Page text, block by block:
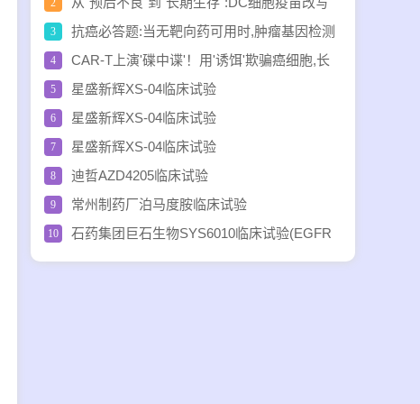
2
脑瘤、乳腺癌等三大癌种生存格局
3
抗癌必答题:当无靶向药可用时,肿瘤基因检测
还是抗癌的"必选项"吗?
4
CAR-T上演'碟中谍'！用'诱饵'欺骗癌细胞,长
期高效抗癌,DCR破90%,横扫血癌、肝癌、肠癌等
5 星盛新辉XS-04临床试验
6 星盛新辉XS-04临床试验
7 星盛新辉XS-04临床试验
8 迪哲AZD4205临床试验
9 常州制药厂泊马度胺临床试验
10
石药集团巨石生物SYS6010临床试验(EGFR
及ALK野生型晚期非小细胞肺癌和其他晚期实体